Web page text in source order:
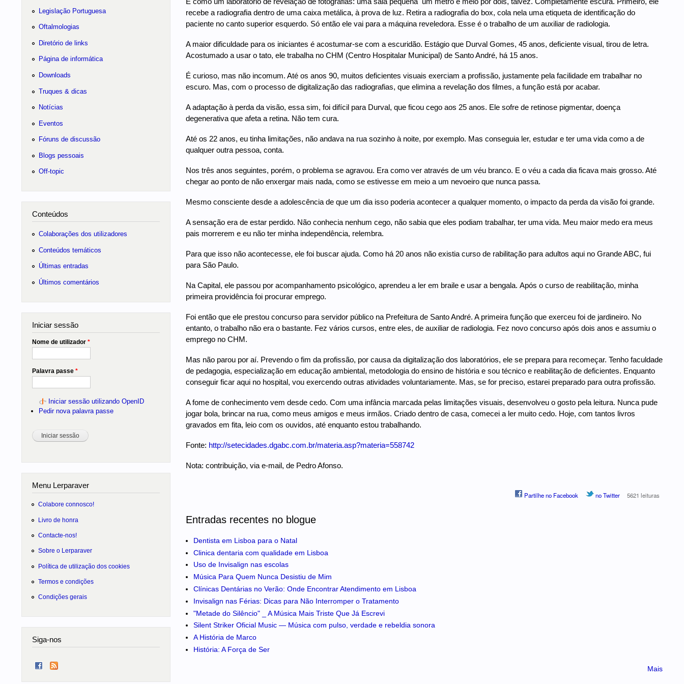
recebe a radiografia dentro de uma caixa metálica, à prova de luz. Retira a radiografia do box, cola nela uma etiqueta de identificação do
paciente no canto superior esquerdo. Só então ele vai para a máquina reveledora. Esse é o trabalho de um auxiliar de radiologia.
A maior dificuldade para os iniciantes é acostumar-se com a escuridão. Estágio que Durval Gomes, 45 anos, deficiente visual, tirou de letra.
Acostumado a usar o tato, ele trabalha no CHM (Centro Hospitalar Municipal) de Santo André, há 15 anos.
É curioso, mas não incomum. Até os anos 90, muitos deficientes visuais exerciam a profissão, justamente pela facilidade em trabalhar no
escuro. Mas, com o processo de digitalização das radiografias, que elimina a revelação dos filmes, a função está por acabar.
A adaptação à perda da visão, essa sim, foi difícil para Durval, que ficou cego aos 25 anos. Ele sofre de retinose pigmentar, doença
degenerativa que afeta a retina. Não tem cura.
Até os 22 anos, eu tinha limitações, não andava na rua sozinho à noite, por exemplo. Mas conseguia ler, estudar e ter uma vida como a de
qualquer outra pessoa, conta.
Nos três anos seguintes, porém, o problema se agravou. Era como ver através de um véu branco. E o véu a cada dia ficava mais grosso. Até
chegar ao ponto de não enxergar mais nada, como se estivesse em meio a um nevoeiro que nunca passa.
Mesmo consciente desde a adolescência de que um dia isso poderia acontecer a qualquer momento, o impacto da perda da visão foi grande.
A sensação era de estar perdido. Não conhecia nenhum cego, não sabia que eles podiam trabalhar, ter uma vida. Meu maior medo era meus
pais morrerem e eu não ter minha independência, relembra.
Para que isso não acontecesse, ele foi buscar ajuda. Como há 20 anos não existia curso de rabilitação para adultos aqui no Grande ABC, fui
para São Paulo.
Na Capital, ele passou por acompanhamento psicológico, aprendeu a ler em braile e usar a bengala. Após o curso de reabilitação, minha
primeira providência foi procurar emprego.
Foi então que ele prestou concurso para servidor público na Prefeitura de Santo André. A primeira função que exerceu foi de jardineiro. No
entanto, o trabalho não era o bastante. Fez vários cursos, entre eles, de auxiliar de radiologia. Fez novo concurso após dois anos e assumiu o
emprego no CHM.
Mas não parou por aí. Prevendo o fim da profissão, por causa da digitalização dos laboratórios, ele se prepara para recomeçar. Tenho faculdade
de pedagogia, especialização em educação ambiental, metodologia do ensino de história e sou técnico e reabilitação de deficientes. Enquanto
conseguir ficar aqui no hospital, vou exercendo outras atividades voluntariamente. Mas, se for preciso, estarei preparado para outra profissão.
A fome de conhecimento vem desde cedo. Com uma infância marcada pelas limitações visuais, desenvolveu o gosto pela leitura. Nunca pude
jogar bola, brincar na rua, como meus amigos e meus irmãos. Criado dentro de casa, comecei a ler muito cedo. Hoje, com tantos livros
gravados em fita, leio com os ouvidos, até enquanto estou trabalhando.
Fonte: http://setecidades.dgabc.com.br/materia.asp?materia=558742
Nota: contribuição, via e-mail, de Pedro Afonso.
Partilhe no Facebook no Twitter 5621 leituras
Entradas recentes no blogue
Dentista em Lisboa para o Natal
Clinica dentaria com qualidade em Lisboa
Uso de Invisalign nas escolas
Música Para Quem Nunca Desistiu de Mim
Clínicas Dentárias no Verão: Onde Encontrar Atendimento em Lisboa
Invisalign nas Férias: Dicas para Não Interromper o Tratamento
"Metade do Silêncio" _ A Música Mais Triste Que Já Escrevi
Silent Striker Oficial Music — Música com pulso, verdade e rebeldia sonora
A História de Marco
História: A Força de Ser
Mais
Legislação Portuguesa
Oftalmologias
Diretório de links
Página de informática
Downloads
Truques & dicas
Notícias
Eventos
Fóruns de discussão
Blogs pessoais
Off-topic
Conteúdos
Colaborações dos utilizadores
Conteúdos temáticos
Últimas entradas
Últimos comentários
Iniciar sessão
Nome de utilizador *
Palavra passe *
Iniciar sessão utilizando OpenID
Pedir nova palavra passe
Menu Lerparaver
Colabore connosco!
Livro de honra
Contacte-nos!
Sobre o Lerparaver
Política de utilização dos cookies
Termos e condições
Condições gerais
Siga-nos